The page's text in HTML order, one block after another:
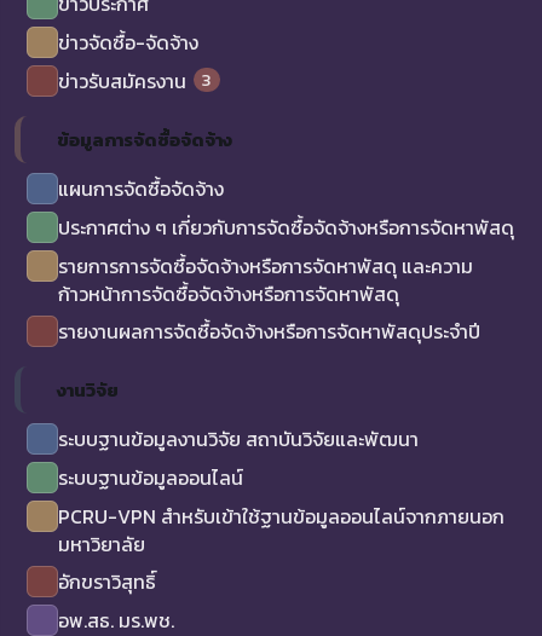
ข่าวจัดซื้อ-จัดจ้าง
ข่าวรับสมัครงาน
3
ข้อมูลการจัดซื้อจัดจ้าง
แผนการจัดซื้อจัดจ้าง
ประกาศต่าง ๆ เกี่ยวกับการจัดซื้อจัดจ้างหรือการจัดหาพัสดุ
รายการการจัดซื้อจัดจ้างหรือการจัดหาพัสดุ และความ
ก้าวหน้าการจัดซื้อจัดจ้างหรือการจัดหาพัสดุ
รายงานผลการจัดซื้อจัดจ้างหรือการจัดหาพัสดุประจำปี
งานวิจัย
ระบบฐานข้อมูลงานวิจัย สถาบันวิจัยและพัฒนา
ระบบฐานข้อมูลออนไลน์
PCRU-VPN สำหรับเข้าใช้ฐานข้อมูลออนไลน์จากภายนอก
มหาวิยาลัย
อักขราวิสุทธิ์
อพ.สธ. มร.พช.